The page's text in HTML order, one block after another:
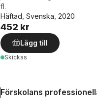
fl.
Häftad, Svenska, 2020
452 kr
Lägg till
Skickas
Förskolans